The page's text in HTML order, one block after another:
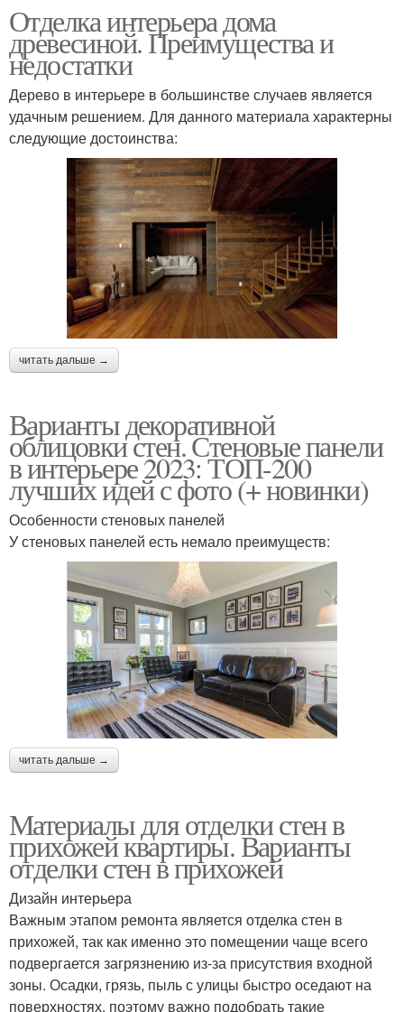
Отделка интерьера дома
древесиной. Преимущества и
недостатки
Дерево в интерьере в большинстве случаев является
удачным решением. Для данного материала характерны
следующие достоинства:
читать дальше →
Варианты декоративной
облицовки стен. Стеновые панели
в интерьере 2023: ТОП-200
лучших идей с фото (+ новинки)
Особенности стеновых панелей
У стеновых панелей есть немало преимуществ:
читать дальше →
Материалы для отделки стен в
прихожей квартиры. Варианты
отделки стен в прихожей
Дизайн интерьера
Важным этапом ремонта является отделка стен в
прихожей, так как именно это помещении чаще всего
подвергается загрязнению из-за присутствия входной
зоны. Осадки, грязь, пыль с улицы быстро оседают на
поверхностях, поэтому важно подобрать такие